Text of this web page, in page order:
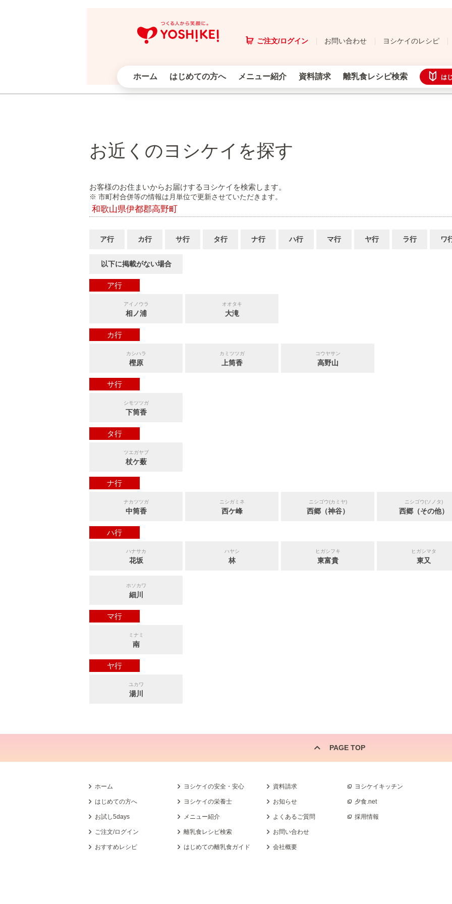
ご注文/ログイン お問い合わせ ヨシケイのレシピ
ホーム はじめての方へ メニュー紹介 資料請求 離乳食レシピ検索 は
お近くのヨシケイを探す
お客様のお住まいからお届けするヨシケイを検索します。
※ 市町村合併等の情報は月単位で更新させていただきます。
和歌山県伊都郡高野町
ア行 カ行 サ行 タ行 ナ行 ハ行 マ行 ヤ行 ラ行 ワ
以下に掲載がない場合
ア行
アイノウラ
相ノ浦
オオタキ
大滝
カ行
カシハラ
樫原
カミツツガ
上筒香
コウヤサン
高野山
サ行
シモツツガ
下筒香
タ行
ツエガヤブ
杖ケ薮
ナ行
ナカツツガ
中筒香
ニシガミネ
西ケ峰
ニシゴウ(カミヤ)
西郷（神谷）
ニシゴウ(ソノタ)
西郷（その他）
ハ行
ハナサカ
花坂
ハヤシ
林
ヒガシフキ
東富貴
ヒガシマタ
東又
ホソカワ
細川
マ行
ミナミ
南
ヤ行
ユカワ
湯川
PAGE TOP
ホーム
はじめての方へ
お試し5days
ご注文/ログイン
おすすめレシピ
ヨシケイの安全・安心
ヨシケイの栄養士
メニュー紹介
離乳食レシピ検索
はじめての離乳食ガイド
資料請求
お知らせ
よくあるご質問
お問い合わせ
会社概要
ヨシケイキッチン
夕食.net
採用情報